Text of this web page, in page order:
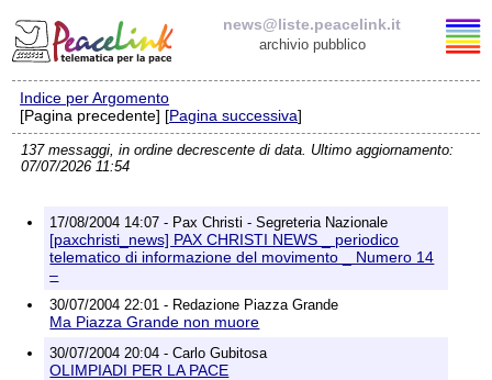
news@liste.peacelink.it
archivio pubblico
Elenco delle liste
news@liste.peacelink.it
Policy delle liste di PeaceLink
Informativa sulla privacy
Richieste di rimozione
Indice per Argomento
[Pagina precedente] [Pagina successiva]
137 messaggi, in ordine decrescente di data. Ultimo aggiornamento:
07/07/2026 11:54
17/08/2004 14:07 - Pax Christi - Segreteria Nazionale
[paxchristi_news] PAX CHRISTI NEWS _ periodico
telematico di informazione del movimento _ Numero 14
–
30/07/2004 22:01 - Redazione Piazza Grande
Ma Piazza Grande non muore
30/07/2004 20:04 - Carlo Gubitosa
OLIMPIADI PER LA PACE